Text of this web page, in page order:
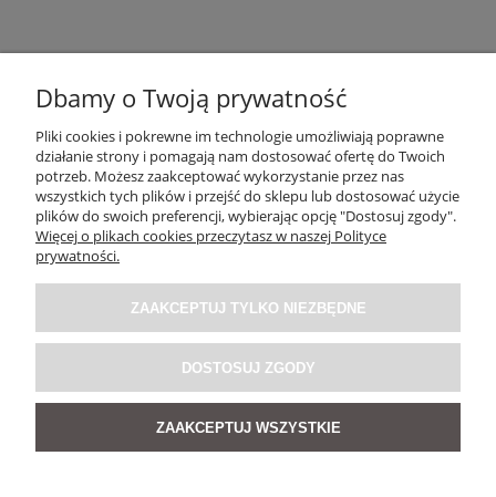
OBSŁUGA KLIENTA
O NAS / INFORMACJE
MOJE KONTO
SOCIAL MEDIA
Dbamy o Twoją prywatność
Pliki cookies i pokrewne im technologie umożliwiają poprawne
działanie strony i pomagają nam dostosować ofertę do Twoich
potrzeb. Możesz zaakceptować wykorzystanie przez nas
wszystkich tych plików i przejść do sklepu lub dostosować użycie
plików do swoich preferencji, wybierając opcję "Dostosuj zgody".
Więcej o plikach cookies przeczytasz w naszej Polityce
prywatności.
ZAAKCEPTUJ TYLKO NIEZBĘDNE
DOSTOSUJ ZGODY
ZAAKCEPTUJ WSZYSTKIE